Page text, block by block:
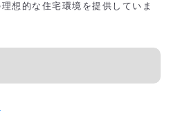
想的な住宅環境を提供していま